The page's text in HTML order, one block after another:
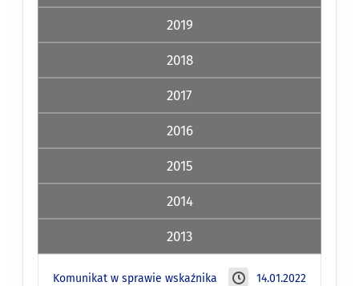
2019
2018
2017
2016
2015
2014
2013
14.01.2022
Komunikat w sprawie wskaźnika